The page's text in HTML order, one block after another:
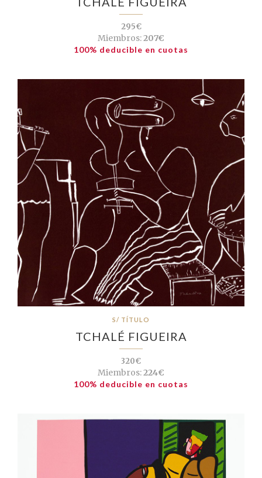
295€
Miembros:207€
100% deducible en cuotas
S/ TÍTULO
TCHALÉ FIGUEIRA
320€
Miembros:224€
100% deducible en cuotas